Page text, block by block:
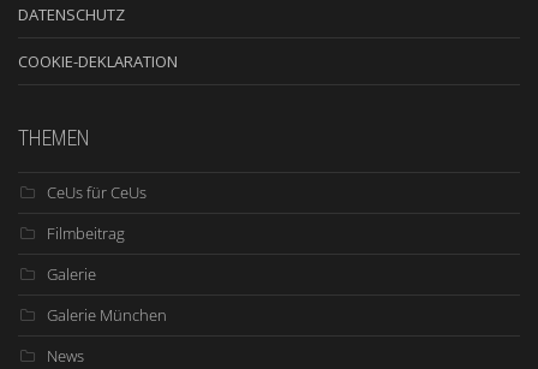
DATENSCHUTZ
COOKIE-DEKLARATION
THEMEN
CeUs für CeUs
Filmbeitrag
Galerie
Galerie München
News